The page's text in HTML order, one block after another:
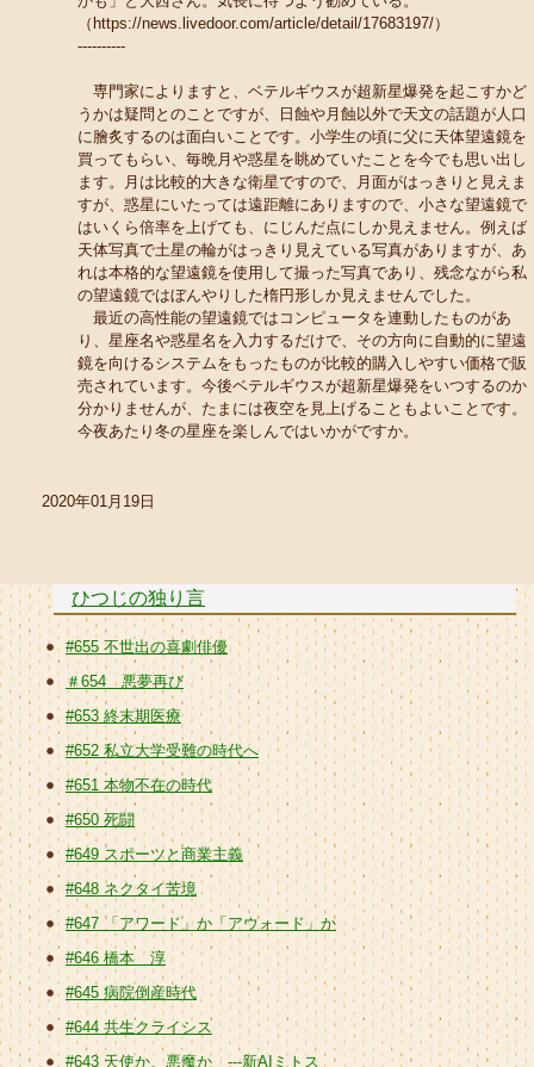
（https://news.livedoor.com/article/detail/17683197/）
----------
専門家によりますと、ベテルギウスが超新星爆発を起こすかど
うかは疑問とのことですが、日蝕や月蝕以外で天文の話題が人口
に膾炙するのは面白いことです。小学生の頃に父に天体望遠鏡を
買ってもらい、毎晩月や惑星を眺めていたことを今でも思い出し
ます。月は比較的大きな衛星ですので、月面がはっきりと見えま
すが、惑星にいたっては遠距離にありますので、小さな望遠鏡で
はいくら倍率を上げても、にじんだ点にしか見えません。例えば
天体写真で土星の輪がはっきり見えている写真がありますが、あ
れは本格的な望遠鏡を使用して撮った写真であり、残念ながら私
の望遠鏡ではぼんやりした楕円形しか見えませんでした。
最近の高性能の望遠鏡ではコンピュータを連動したものがあ
り、星座名や惑星名を入力するだけで、その方向に自動的に望遠
鏡を向けるシステムをもったものが比較的購入しやすい価格で販
売されています。今後ベテルギウスが超新星爆発をいつするのか
分かりませんが、たまには夜空を見上げることもよいことです。
今夜あたり冬の星座を楽しんではいかがですか。
2020年01月19日
ひつじの独り言
#655 不世出の喜劇俳優
＃654 悪夢再び
#653 終末期医療
#652 私立大学受難の時代へ
#651 本物不在の時代
#650 死闘
#649 スポーツと商業主義
#648 ネクタイ苦境
#647 「アワード」か「アウォード」か
#646 橋本 淳
#645 病院倒産時代
#644 共生クライシス
#643 天使か、悪魔か ---新AIミトス